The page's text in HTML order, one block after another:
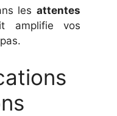
les attentes
amplifie vos